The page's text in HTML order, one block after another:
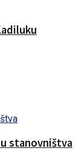
stanovništva